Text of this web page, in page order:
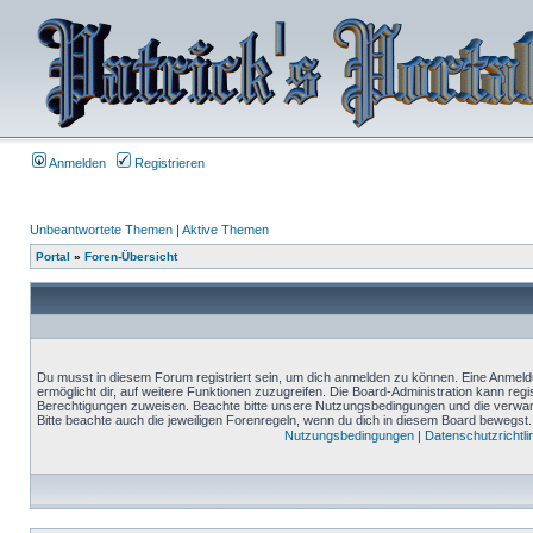
Anmelden Registrieren
Unbeantwortete Themen | Aktive Themen
Portal » Foren-Übersicht
Du musst in diesem Forum registriert sein, um dich anmelden zu können. Eine
ermöglicht dir, auf weitere Funktionen zuzugreifen. Die Board-Administration kann
Berechtigungen zuweisen. Beachte bitte unsere Nutzungsbedingungen und die
Bitte beachte auch die jeweiligen Forenregeln, wenn du dich in diesem Board bewegst.
Nutzungsbedingungen |